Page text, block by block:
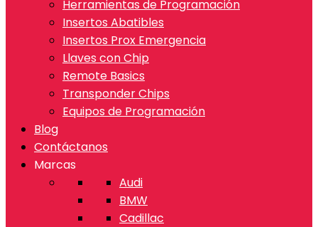
Herramientas de Programación
Insertos Abatibles
Insertos Prox Emergencia
Llaves con Chip
Remote Basics
Transponder Chips
Equipos de Programación
Blog
Contáctanos
Marcas
Audi
BMW
Cadillac